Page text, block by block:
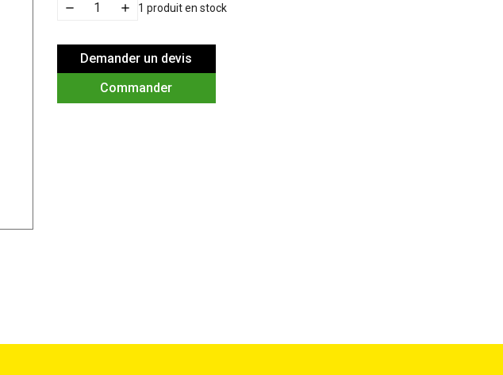
1 produit en stock
Demander un devis
Commander